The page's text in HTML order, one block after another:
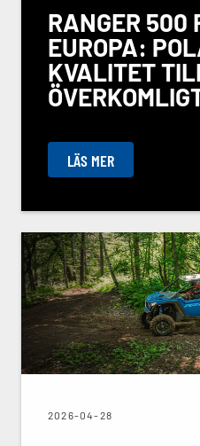
RANGER 500
EUROPA:
KVALITET
LÄS MER
2026-04-28